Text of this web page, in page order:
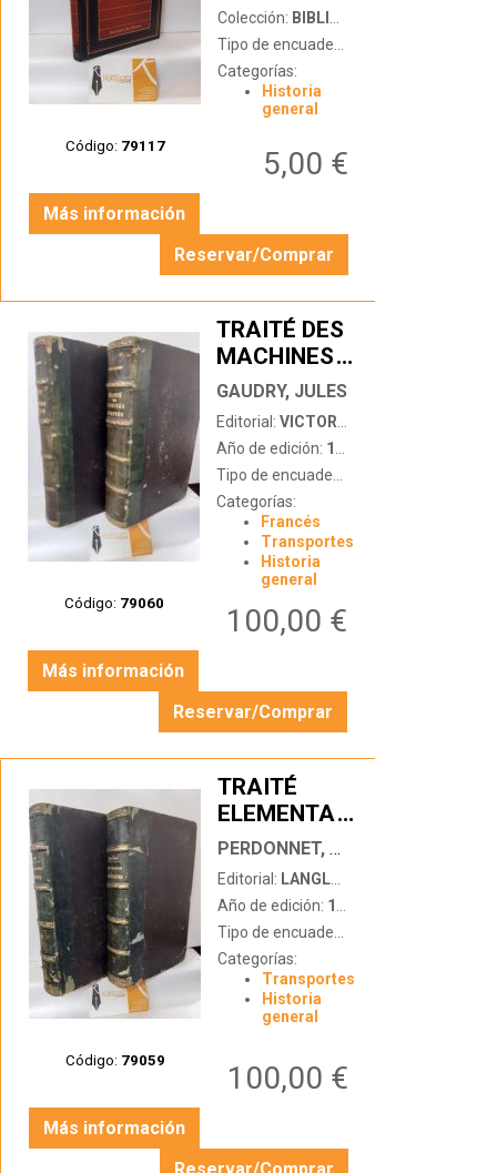
Código: 79117
Colección: BIBLIOTECA DE HISTORIA
Tipo de encuadernación:
Categorías:
Historia
general
5,00 €
Más información
Reservar/Comprar
Código: 79060
TRAITÉ DES
MACHINES
A VAPEUR
…
GAUDRY, JULES
Editorial: VICTOR DALMONT, ÉDITEUR
Año de edición: 1856
Tipo de encuadernación:
Categorías:
Francés
Transportes
Historia
general
100,00 €
Más información
Reservar/Comprar
Código: 79059
TRAITÉ
ELEMENTAIRE
DES
CHEMINS DE
FER (2
TOMOS)
…
PERDONNET, AUG.
Editorial: LANGLOIS ET LECLERCQ
Año de edición: 1855
Tipo de encuadernación:
Categorías:
Transportes
Historia
general
100,00 €
Más información